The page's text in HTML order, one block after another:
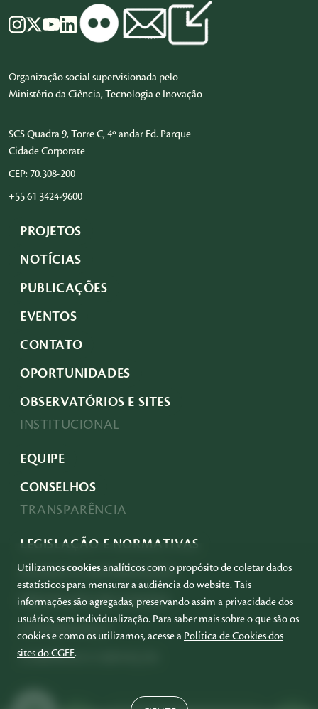
Organização social supervisionada pelo
Ministério da Ciência, Tecnologia e Inovação
SCS Quadra 9, Torre C, 4º andar Ed. Parque
Cidade Corporate
CEP: 70.308-200
+55 61 3424-9600
PROJETOS
NOTÍCIAS
PUBLICAÇÕES
EVENTOS
CONTATO
OPORTUNIDADES
OBSERVATÓRIOS E SITES
INSTITUCIONAL
EQUIPE
CONSELHOS
TRANSPARÊNCIA
LEGISLAÇÃO E NORMATIVAS
ACESSO À INFORMAÇÃO
PRESTAÇÃO DE CONTAS
GOVERNANÇA
COMPRAS E SERVIÇOS
Utilizamoscookiesanalíticos com o propósito de coletar dados
estatísticos para mensurar a audiência do website. Tais
informações são agregadas, preservando assim a privacidade dos
usuários, sem individualização. Para saber mais sobre o que são os
cookies e como os utilizamos, acesse a Política de Cookies dos
sites do CGEE.